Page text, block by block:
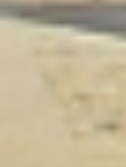
Sanat Galerisi
Diğer Başvurular
Sürecindeki Rol Ve